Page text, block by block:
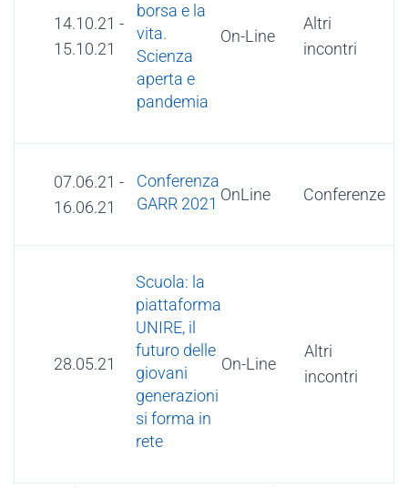
14.10.21 -
15.10.21
borsa e la
vita.
Scienza
aperta e
pandemia
On-Line
Altri
incontri
07.06.21 -
16.06.21
Conferenza
GARR 2021 OnLine Conferenze
28.05.21
Scuola: la
piattaforma
UNIRE, il
futuro delle
giovani
generazioni
si forma in
rete
On-Line
Altri
incontri